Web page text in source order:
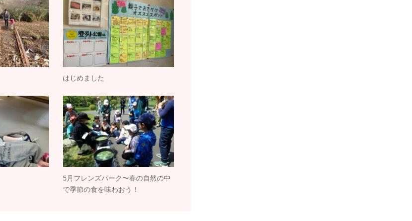
はじめました
5月フレンズパーク〜春の自然の中
で季節の食を味わおう！